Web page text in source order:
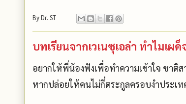
ByDr. ST
บทเรียนจากเวเนซุเอล่า ทำไมเ
อยากให้พี่น้องฟังเพื่อทำความเข้าใจ ชาติส
หากปล่อยให้คนไม่กี่ตระกูลครอบงำประเ